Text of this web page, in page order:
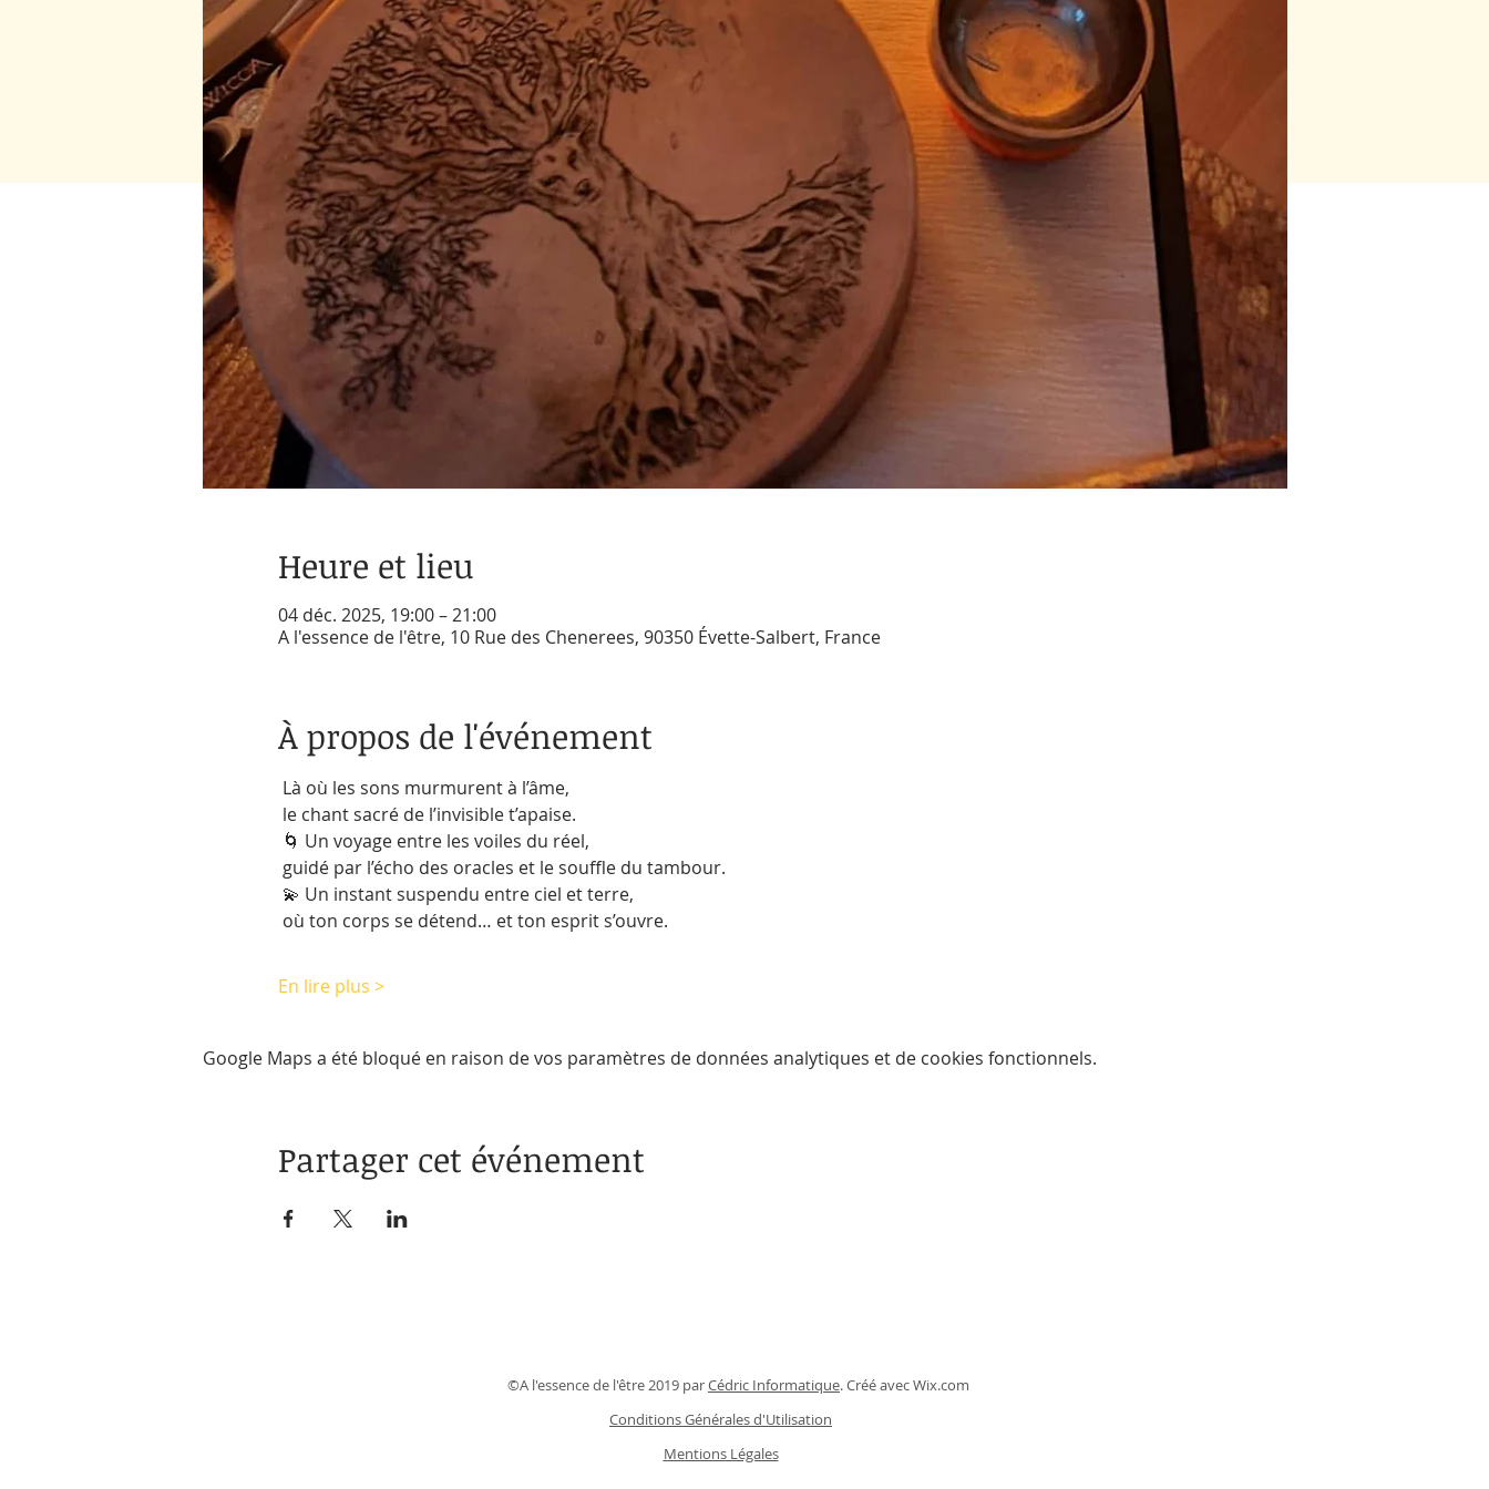
Heure et lieu
04 déc. 2025, 19:00 – 21:00
A l'essence de l'être, 10 Rue des Chenerees, 90350 Évette-Salbert, France
À propos de l'événement
Là où les sons murmurent à l’âme,
le chant sacré de l’invisible t’apaise.
🌀 Un voyage entre les voiles du réel,
guidé par l’écho des oracles et le souffle du tambour.
💫 Un instant suspendu entre ciel et terre,
où ton corps se détend… et ton esprit s’ouvre.
En lire plus >
Google Maps a été bloqué en raison de vos paramètres de données analytiques et de cookies fonctionnels.
Partager cet événement
©A l'essence de l'être 2019 parCédric Informatique. Créé avecWix.com
Conditions Générales d'Utilisation
Mentions Légales